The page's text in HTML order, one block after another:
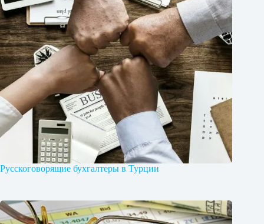
Русскоговорящие бухгалтеры в Турции